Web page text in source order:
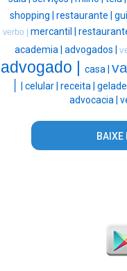
shopping | restaurante |
verbo | mercantil |
academia | advogados |
advogado | casa |
| | celular | receita |
advocacia |
BAIXE